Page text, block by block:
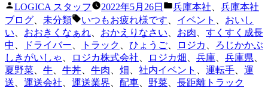
投
稿
者:
LOGICA スタッフ 2022年5月26日
カ
テ
ゴ
リ
ー:
兵庫本社
兵庫本社
ブログ
未分類
タ
グ:
いつもお疲れ様です イベント
おいし
い
おおきくなぁれ おかえりなさい お肉
すくすく成長
中
ドライバー トラック ひょうご ロジカ
ろじかかぶ
しきがいしゃ
ロジカ株式会社 ロジカ畑 兵庫 兵庫県
夏野菜
牛 牛丼 牛肉 畑 社内イベント 運転手
運
送
運送会社 運送業界 配車 野菜 長距離トラック